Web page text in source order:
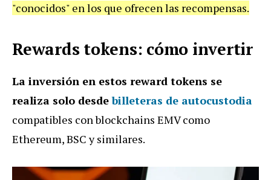
"conocidos" en los que ofrecen las recompensas.
Rewards tokens: cómo invertir
La inversión en estos reward tokens se
realiza solo desdebilleteras de autocustodia
compatibles con blockchains EMV como
Ethereum, BSC y similares.